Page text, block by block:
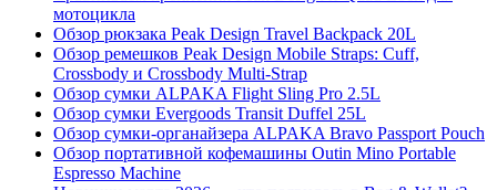
мотоцикла
Обзор рюкзака Peak Design Travel Backpack 20L
Обзор ремешков Peak Design Mobile Straps: Cuff,
Crossbody и Crossbody Multi-Strap
Обзор сумки ALPAKA Flight Sling Pro 2.5L
Обзор сумки Evergoods Transit Duffel 25L
Обзор сумки-органайзера ALPAKA Bravo Passport Pouch
Обзор портативной кофемашины Outin Mino Portable
Espresso Machine